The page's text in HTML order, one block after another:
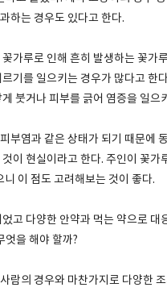
하는 경우도 있다고 한다.
가루로 인해 흔히 발생하는 꽃가
기를 일으키는 경우가 많다고 한
붓거나 피부를 긁어 염증을 일으
부염과 같은 상태가 되기 때문에
이 현실이라고 한다. 주인이 꽃가
이 점도 고려해보는 것이 좋다.
고 다양한 안약과 먹는 약으로 대
엇을 해야 할까?
람의 경우와 마찬가지로 다양한